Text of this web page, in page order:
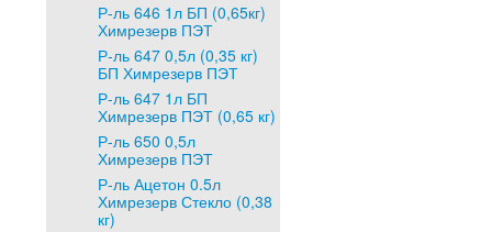
Р-ль 646 1л БП (0,65кг)
Химрезерв ПЭТ
Р-ль 647 0,5л (0,35 кг)
БП Химрезерв ПЭТ
Р-ль 647 1л БП
Химрезерв ПЭТ (0,65 кг)
Р-ль 650 0,5л
Химрезерв ПЭТ
Р-ль Ацетон 0.5л
Химрезерв Стекло (0,38
кг)